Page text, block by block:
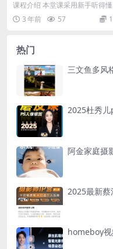
课程介绍 本堂课采用新手听得懂
大白话语言教学，涵盖了人像摄
0多个内容。分为...
3 年前 57
热门
三文鱼多风
2025杜秀
阿金家庭摄
2025最新蔡
homeboy